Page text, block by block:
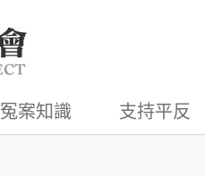
冤案知識 支持平反